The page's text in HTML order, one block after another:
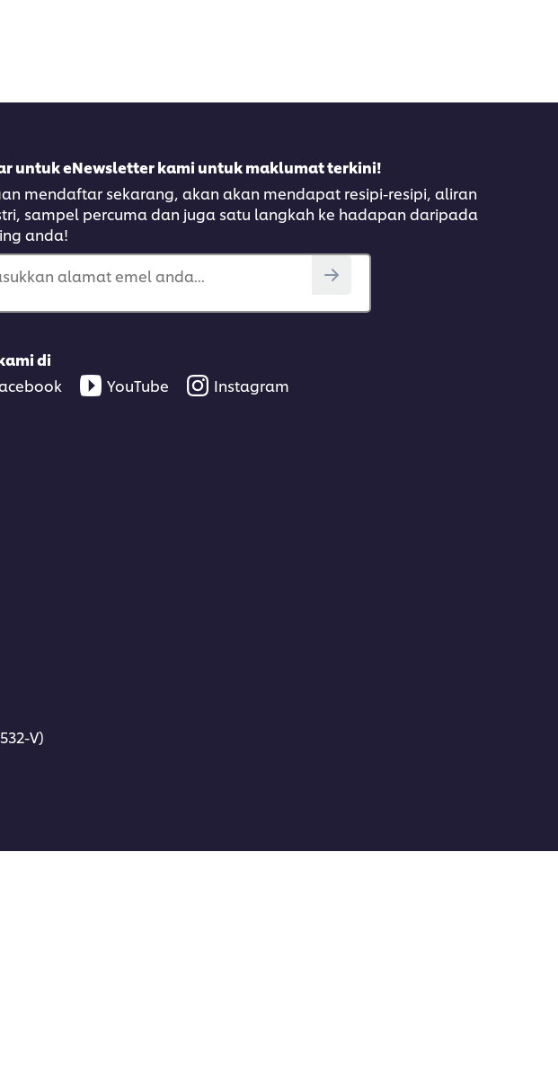
untuk eNewsletter kami untuk maklumat terkini!
mendaftar sekarang, akan akan mendapat resipi-resipi, aliran
sampel percuma dan juga satu langkah ke hadapan daripada
anda!
alamat emel anda...
di
YouTube Instagram
V)